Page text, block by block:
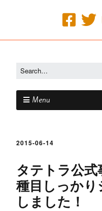
Menu
2015-06-14
タテトラ公
種目しっか
しました！